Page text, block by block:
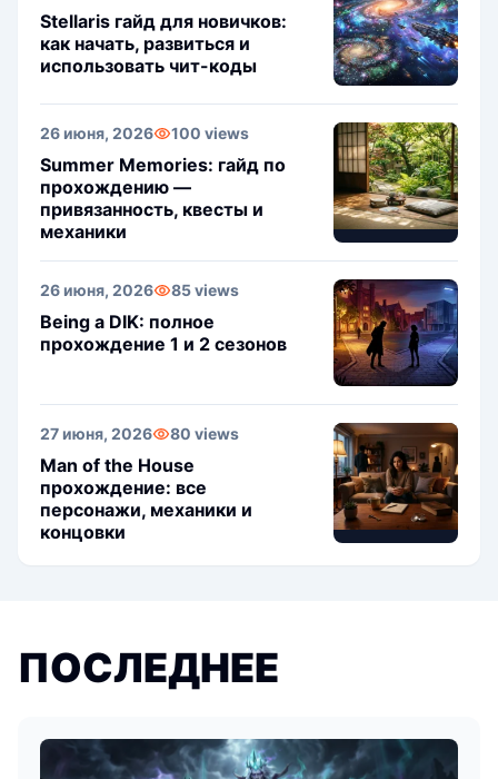
Stellaris гайд для новичков:
как начать, развиться и
использовать чит-коды
26 июня, 2026 100 views
Summer Memories: гайд по
прохождению —
привязанность, квесты и
механики
26 июня, 2026 85 views
Being a DIK: полное
прохождение 1 и 2 сезонов
27 июня, 2026 80 views
Man of the House
прохождение: все
персонажи, механики и
концовки
ПОСЛЕДНЕЕ